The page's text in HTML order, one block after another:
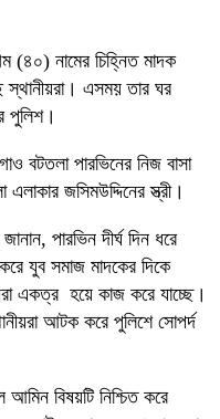
(৪০) নামের চিহ্নিত মাদক
স্থানীয়রা। এসময় তার ঘর
পুলিশ।
বটতলা পারভিনের নিজ বাসা
জসিমউদ্দিনের স্ত্রী।
পারভিন দীর্ঘ দিন ধরে
যুব সমাজ মাদকের দিকে
একত্র হয়ে কাজ করে যাচ্ছে।
আটক করে পুলিশে সোপর্দ
বিষয়টি নিশ্চিত করে